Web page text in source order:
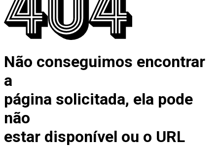
Não conseguimos encontrar
a
página solicitada, ela pode
não
estar disponível ou o URL